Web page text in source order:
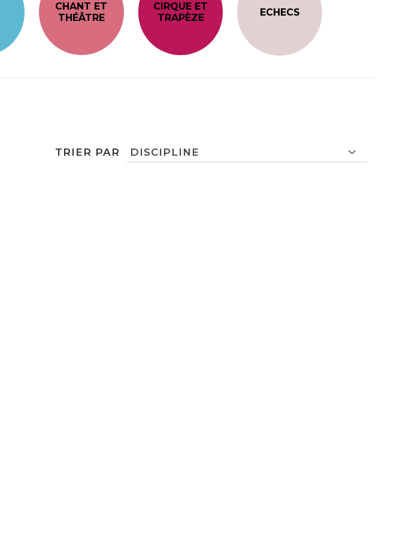
CHANT ET
THÉÂTRE
CIRQUE ET
TRAPÈZE
ECHECS
TRIER PAR